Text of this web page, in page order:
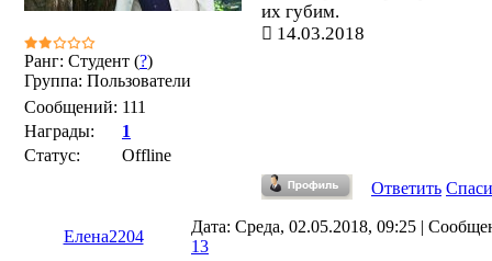
Ранг: Студент (?)
Группа: Пользователи
Сообщений: 111
Награды:
1
Статус:
Offline
их губим.
14.03.2018
Ответить
Елена2204
Дата: Среда, 02.05.2018, 09:25 |
13